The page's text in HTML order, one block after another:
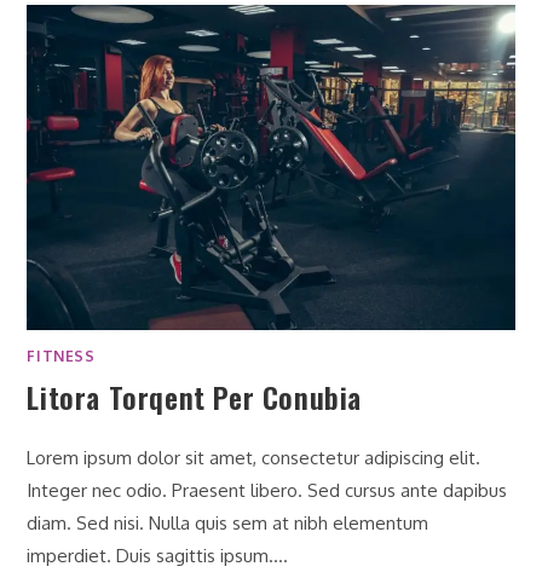
FITNESS
Litora Torqent Per Conubia
Lorem ipsum dolor sit amet, consectetur adipiscing elit.
Integer nec odio. Praesent libero. Sed cursus ante dapibus
diam. Sed nisi. Nulla quis sem at nibh elementum
imperdiet. Duis sagittis ipsum.…